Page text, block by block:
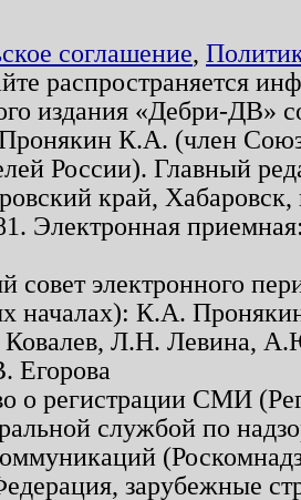
соглашение,
распространяется
издания «Дебри-ДВ»
К.А. (член
России). Главный
край,
Электронная
совет электронного
началах): К.А.
Л.Н. Левина,
Егорова
о регистрации СМИ
службой по
зарубежные